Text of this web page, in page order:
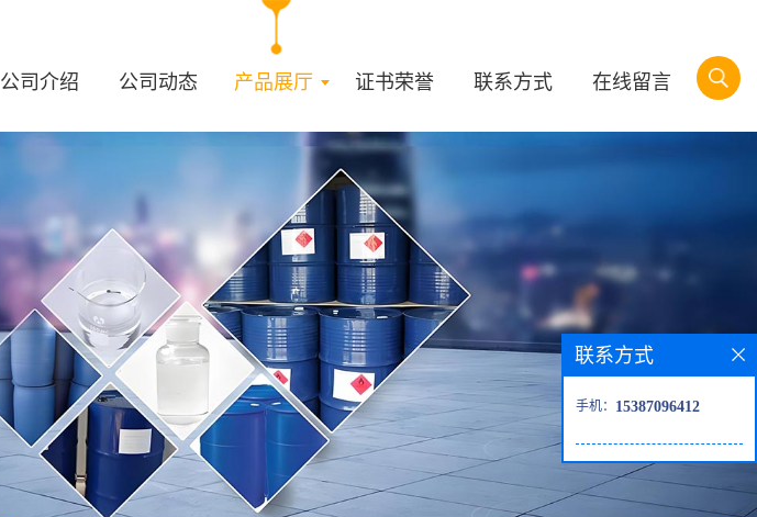
公司介绍 公司动态 产品展厅 证书荣誉 联系方式 在线留言
联系方式
手机： 15387096412